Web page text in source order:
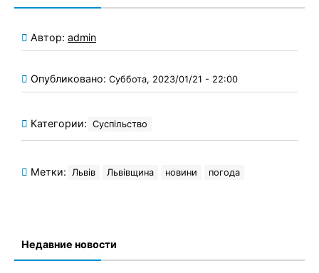
Автор: admin
Опубликовано: Суббота, 2023/01/21 - 22:00
Категории: Суспільство
Метки: Львів Львівщина новини погода
Недавние новости